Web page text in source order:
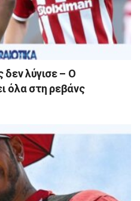
λύγισε – Ο
όλα στη ρεβάνς